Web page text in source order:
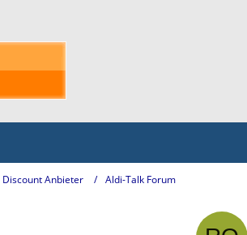
Anbieter Aldi-Talk Forum